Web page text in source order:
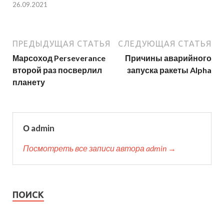
26.09.2021
ПРЕДЫДУЩАЯ СТАТЬЯ
Марсоход Perseverance
второй раз посверлил
планету
СЛЕДУЮЩАЯ СТАТЬЯ
Причины аварийного
запуска ракеты Alpha
О admin
Посмотреть все записи автора admin →
ПОИСК